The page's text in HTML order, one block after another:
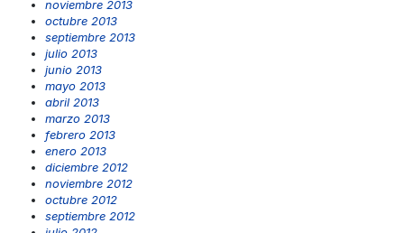
noviembre 2013
octubre 2013
septiembre 2013
julio 2013
junio 2013
mayo 2013
abril 2013
marzo 2013
febrero 2013
enero 2013
diciembre 2012
noviembre 2012
octubre 2012
septiembre 2012